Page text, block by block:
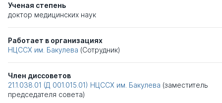
Ученая степень
доктор медицинских наук
Работает в организациях
НЦССХ им. Бакулева (Сотрудник)
Член диссоветов
21.1.038.01 (Д 001.015.01) НЦССХ им. Бакулева (заместитель
председателя совета)